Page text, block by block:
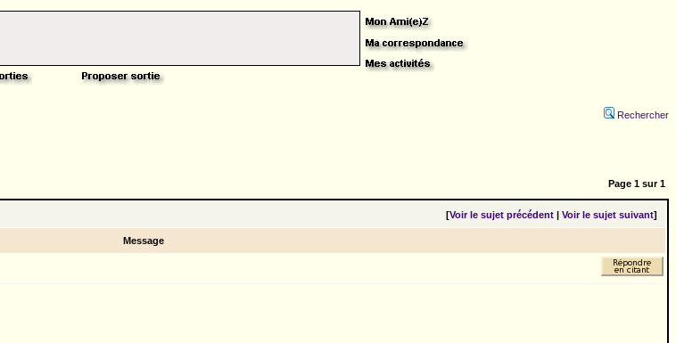
Rechercher
Page 1 sur1
[Voir le sujet précédent | Voir le sujet suivant]
Message